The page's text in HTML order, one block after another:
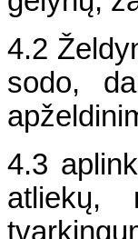
4.2
sodo,
4.3
atliekų,